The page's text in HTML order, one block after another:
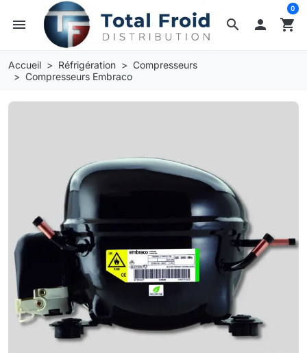
search
menu  shopping_cart
0
Accueil Réfrigération
Compresseurs
Compresseurs Embraco